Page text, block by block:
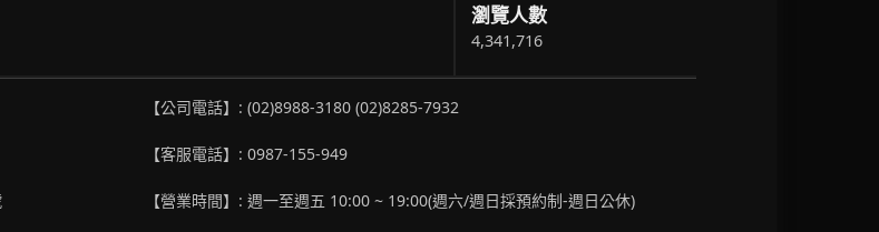
瀏覽人數
4,341,716
【公司電話】: (02)8988-3180 (02)8285-7932
【客服電話】: 0987-155-949
【營業時間】: 週一至週五 10:00 ~ 19:00(週六/週日採預約制-週日公休)